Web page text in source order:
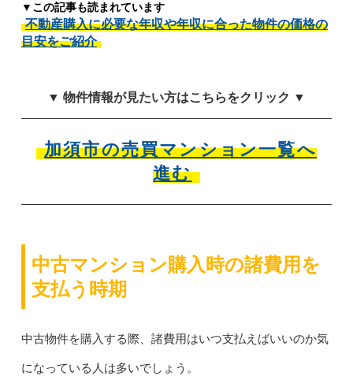
▼この記事も読まれています
不動産購入に必要な年収や年収に合った物件の価格の
目安をご紹介
▼ 物件情報が見たい方はこちらをクリック ▼
加須市の売買マンション一覧へ
進む
中古マンション購入時の諸費用を
支払う時期
中古物件を購入する際、諸費用はいつ支払えばいいのか気
になっている人は多いでしょう。